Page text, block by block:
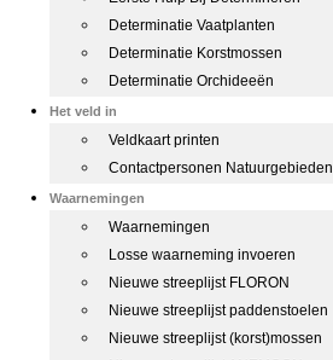
Determinatie Vaatplanten
Determinatie Korstmossen
Determinatie Orchideeën
Het veld in
Veldkaart printen
Contactpersonen Natuurgebieden
Waarnemingen
Waarnemingen
Losse waarneming invoeren
Nieuwe streeplijst FLORON
Nieuwe streeplijst paddenstoelen
Nieuwe streeplijst (korst)mossen